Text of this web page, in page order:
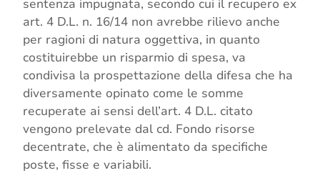
sentenza impugnata, secondo cui il recupero ex
art. 4 D.L. n. 16/14 non avrebbe rilievo anche
per ragioni di natura oggettiva, in quanto
costituirebbe un risparmio di spesa, va
condivisa la prospettazione della difesa che ha
diversamente opinato come le somme
recuperate ai sensi dell’art. 4 D.L. citato
vengono prelevate dal cd. Fondo risorse
decentrate, che è alimentato da specifiche
poste, fisse e variabili.